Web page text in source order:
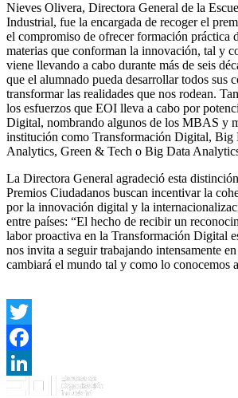
Nieves Olivera, Directora General de la
Industrial, fue la encargada de recoger el
el compromiso de ofrecer formación práctica
materias que conforman la innovación, tal y
viene llevando a cabo durante más de seis
que el alumnado pueda desarrollar todos sus
transformar las realidades que nos rodean.
los esfuerzos que EOI lleva a cabo por
Digital, nombrando algunos de los MBAS y
institución como Transformación Digital, Big
Analytics, Green & Tech o Big Data
La Directora General agradeció esta
Premios Ciudadanos buscan incentivar la
por la innovación digital y la
entre países: “El hecho de recibir un
labor proactiva en la Transformación Digital
nos invita a seguir trabajando intensamente
cambiará el mundo tal y como lo conocemos
Twitter
Facebook
LinkedIn